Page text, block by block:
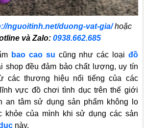
nguoitinh.net/duong-vat-gia/hoặc
và Zalo: 0938.662.685
bao cao su cũng như các loại đồ
shop đều đảm bảo chất lượng, uy tín
các thương hiệu nổi tiếng của các
vực đồ chơi tình dục trên thế giới
an tâm sử dụng sản phẩm không lo
khỏe của mình khi sử dụng các sản
này.